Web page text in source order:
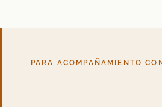
PARA ACOMPAÑAMIENTO